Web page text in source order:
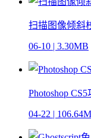
扫描图像倾斜
06-10 | 3.30MB
Photoshop
04-22 |